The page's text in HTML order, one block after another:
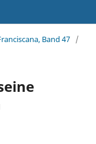
Band 47 /